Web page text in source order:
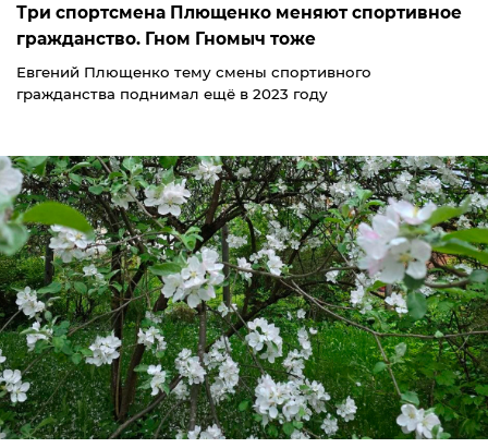
Три спортсмена Плющенко меняют спортивное
гражданство. Гном Гномыч тоже
Евгений Плющенко тему смены спортивного
гражданства поднимал ещё в 2023 году